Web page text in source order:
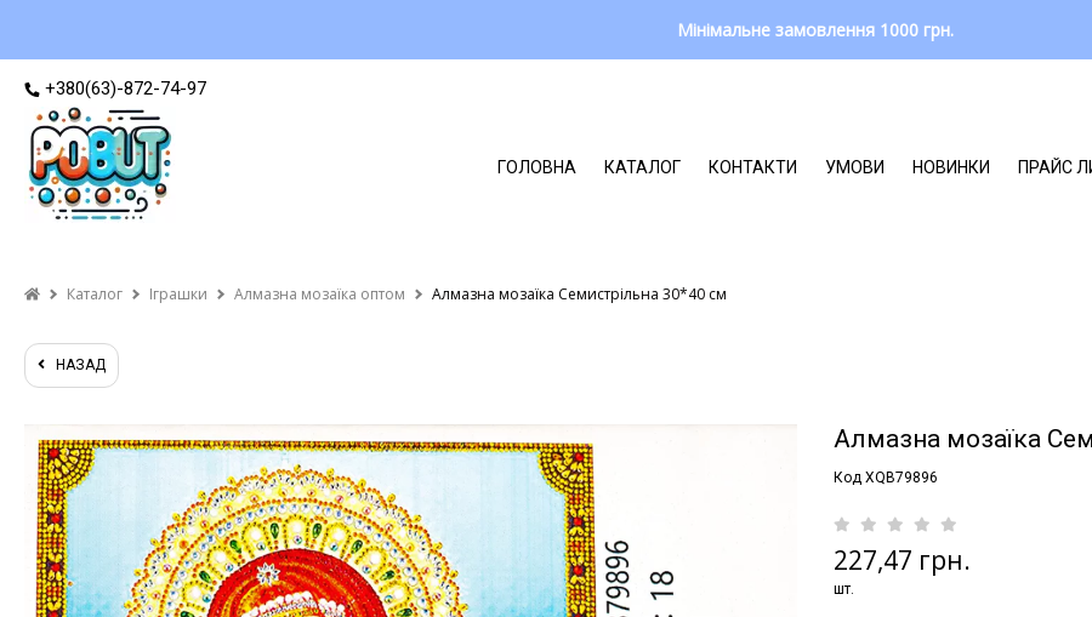
Мінімальне замовлення 1000 грн.
+380(63)-872-74-97
ГОЛОВНА КАТАЛОГ КОНТАКТИ УМОВИ НОВИНКИ ПРАЙС
Каталог Іграшки Алмазна мозаїка оптом Алмазна мозаїка Семистрільна 30*40 см
НАЗАД
Алмазна мозаїка
Код XQB79896
227,47 грн.
шт.